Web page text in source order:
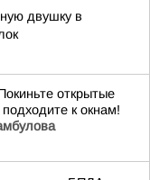
двушку в
открытые
к окнам!